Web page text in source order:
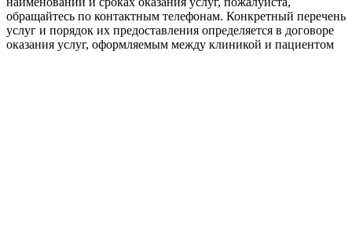
обращайтесь по контактным телефонам. Конкретный перечень
услуг и порядок их предоставления определяется в договоре
оказания услуг, оформляемым между клиникой и пациентом